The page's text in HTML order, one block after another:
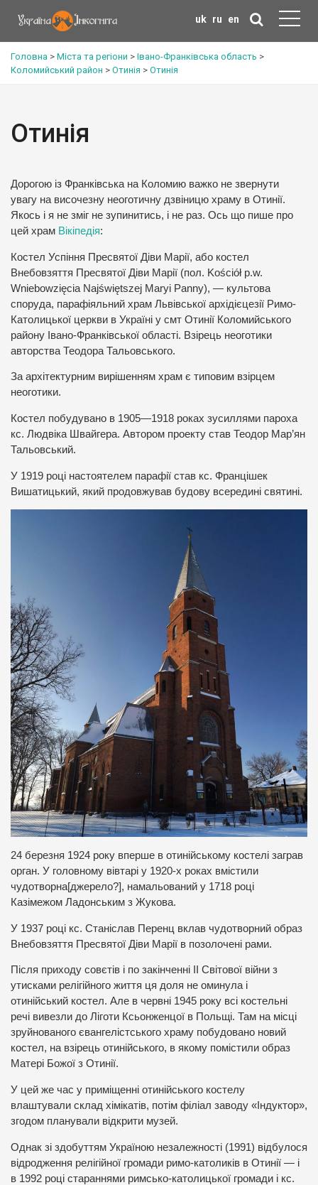
uk ru en
Головна > Міста та регіони > Івано-Франківська область >
Коломийський район > Отинія > Отинія
Отинія
Дорогою із Франківська на Коломию важко не звернути
увагу на височезну неоготичну дзвіницю храму в Отинії.
Якось і я не зміг не зупинитись, і не раз. Ось що пише про
цей храм Вікіпедія:
Костел Успіння Пресвятої Діви Марії, або костел
Внебовзяття Пресвятої Діви Марії (пол. Kościół p.w.
Wniebowzięcia Najświętszej Maryi Panny), — культова
споруда, парафіяльний храм Львівської архідієцезії Римо-
Католицької церкви в Україні у смт Отинії Коломийського
району Івано-Франківської області. Взірець неоготики
авторства Теодора Тальовського.
За архітектурним вирішенням храм є типовим взірцем
неоготики.
Костел побудувано в 1905—1918 роках зусиллями пароха
кс. Людвіка Швайгера. Автором проекту став Теодор Мар’ян
Тальовський.
У 1919 році настоятелем парафії став кс. Францішек
Вишатицький, який продовжував будову всередині святині.
24 березня 1924 року вперше в отинійському костелі заграв
орган. У головному вівтарі у 1920-х роках вмістили
чудотворна[джерело?], намальований у 1718 році
Казімежом Ладонським з Жукова.
У 1937 році кс. Станіслав Перенц вклав чудотворний образ
Внебовзяття Пресвятої Діви Марії в позолочені рами.
Після приходу совєтів і по закінченні ІІ Світової війни з
утисками релігійного життя ця доля не оминула і
отинійський костел. Але в червні 1945 року всі костельні
речі вивезли до Ліготи Ксьонженцої в Польщі. Там на місці
зруйнованого євангелістського храму побудовано новий
костел, на взірець отинійського, в якому помістили образ
Матері Божої з Отинії.
У цей же час у приміщенні отинійського костелу
влаштували склад хімікатів, потім філіал заводу «Індуктор»,
згодом планували відкрити музей.
Однак зі здобуттям Україною незалежності (1991) відбулося
відродження релігійної громади римо-католиків в Отинії — і
в 1992 році стараннями римсько-католицької громади і кс.